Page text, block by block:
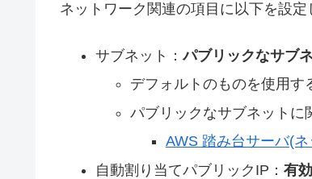
ネットワーク関連の項目に以下を設定
サブネット：パブリックなサブ
デフォルトのものを使用す
パブリックなサブネットに
AWS 踏み台サーバ(
自動割り当てパブリックIP： 有効